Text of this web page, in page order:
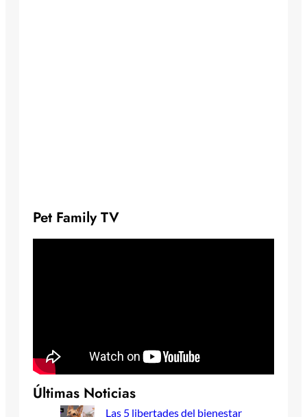
Pet Family TV
Últimas Noticias
Las 5 libertades del bienestar